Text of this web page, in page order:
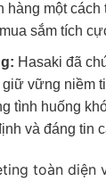
hàng một cách
sắm tích
Hasaki đã
giữ vững niềm
tình huống
và đáng tin
toàn diện